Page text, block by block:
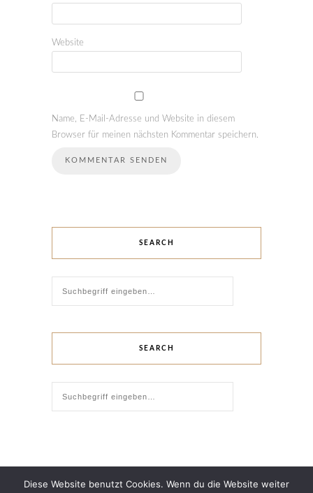
Website
Name, E-Mail-Adresse und Website in diesem
Browser für meinen nächsten Kommentar speichern.
SEARCH
SEARCH
Diese Website benutzt Cookies. Wenn du die Website weiter